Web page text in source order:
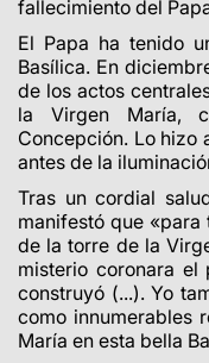
fallecimiento del
El Papa ha tenido
Basílica. En
de los actos
la Virgen María,
Concepción. Lo hizo
antes de la
Tras un cordial
manifestó que
de la torre de la
misterio coronara
construyó (...). Yo
como innumerables
María en esta bella